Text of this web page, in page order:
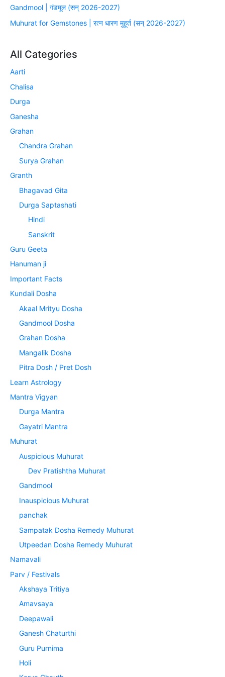
Gandmool | गंडमूल (सन् 2026-2027)
Muhurat for Gemstones | रत्न धारण मुहूर्त (सन् 2026-2027)
All Categories
Aarti
Chalisa
Durga
Ganesha
Grahan
Chandra Grahan
Surya Grahan
Granth
Bhagavad Gita
Durga Saptashati
Hindi
Sanskrit
Guru Geeta
Hanuman ji
Important Facts
Kundali Dosha
Akaal Mrityu Dosha
Gandmool Dosha
Grahan Dosha
Mangalik Dosha
Pitra Dosh / Pret Dosh
Learn Astrology
Mantra Vigyan
Durga Mantra
Gayatri Mantra
Muhurat
Auspicious Muhurat
Dev Pratishtha Muhurat
Gandmool
Inauspicious Muhurat
panchak
Sampatak Dosha Remedy Muhurat
Utpeedan Dosha Remedy Muhurat
Namavali
Parv / Festivals
Akshaya Tritiya
Amavsaya
Deepawali
Ganesh Chaturthi
Guru Purnima
Holi